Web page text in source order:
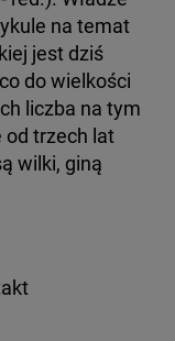
na temat
jest dziś
do wielkości
liczba na tym
od trzech lat
wilki, giną